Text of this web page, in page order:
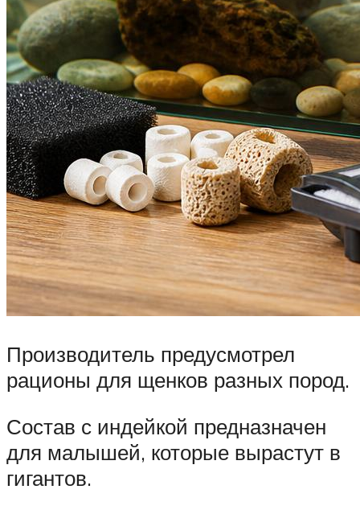
Производитель предусмотрел
рационы для щенков разных пород.
Состав с индейкой предназначен
для малышей, которые вырастут в
гигантов.